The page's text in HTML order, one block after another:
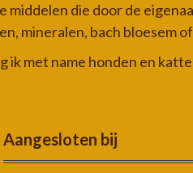
middelen die door de
mineralen, bach bloesem
ik met name honden en
Aangesloten bij